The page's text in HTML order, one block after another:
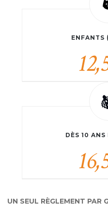
ENFANTS
DÈS 10
UN SEUL RÈGLEMENT PAR